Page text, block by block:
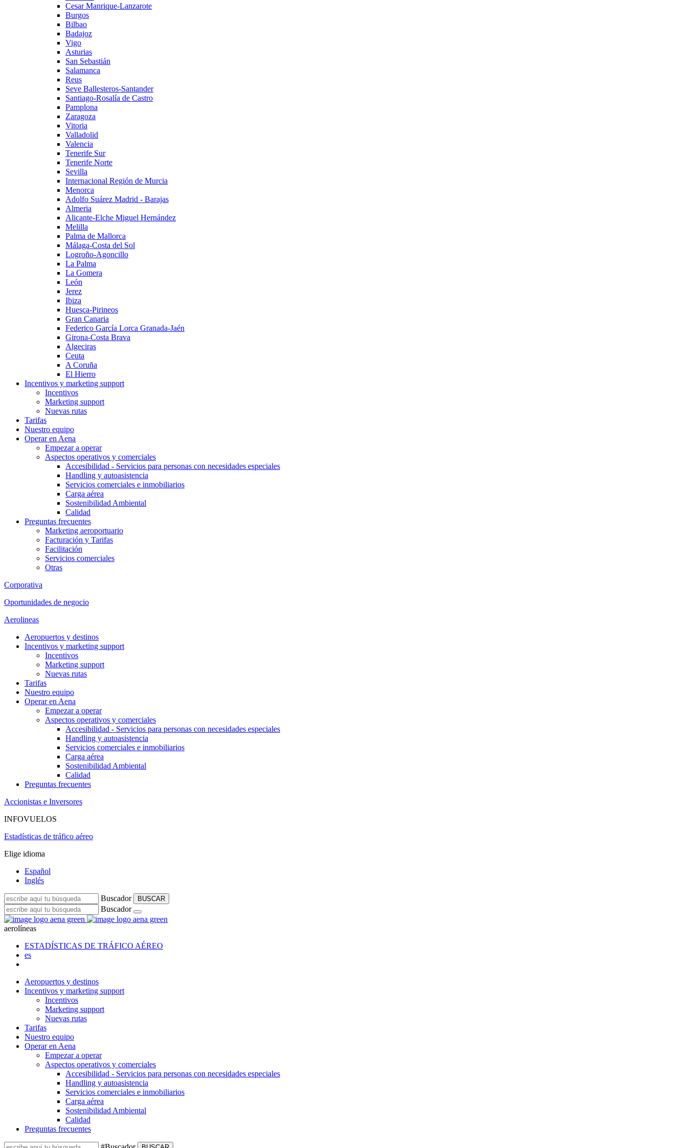
Cesar Manrique-Lanzarote
Burgos
Bilbao
Badajoz
Vigo
Asturias
San Sebastián
Salamanca
Reus
Seve Ballesteros-Santander
Santiago-Rosalía de Castro
Pamplona
Zaragoza
Vitoria
Valladolid
Valencia
Tenerife Sur
Tenerife Norte
Sevilla
Internacional Región de Murcia
Menorca
Adolfo Suárez Madrid - Barajas
Almeria
Alicante-Elche Miguel Hernández
Melilla
Palma de Mallorca
Málaga-Costa del Sol
Logroño-Agoncillo
La Palma
La Gomera
León
Jerez
Ibiza
Huesca-Pirineos
Gran Canaria
Federico García Lorca Granada-Jaén
Girona-Costa Brava
Algeciras
Ceuta
A Coruña
El Hierro
Incentivos y marketing support
Incentivos
Marketing support
Nuevas rutas
Tarifas
Nuestro equipo
Operar en Aena
Empezar a operar
Aspectos operativos y comerciales
Accesibilidad - Servicios para personas con necesidades especiales
Handling y autoasistencia
Servicios comerciales e inmobiliarios
Carga aérea
Sostenibilidad Ambiental
Calidad
Preguntas frecuentes
Marketing aeroportuario
Facturación y Tarifas
Facilitación
Servicios comerciales
Otras
Corporativa
Oportunidades de negocio
Aerolineas
Aeropuertos y destinos
Incentivos y marketing support
Incentivos
Marketing support
Nuevas rutas
Tarifas
Nuestro equipo
Operar en Aena
Empezar a operar
Aspectos operativos y comerciales
Accesibilidad - Servicios para personas con necesidades especiales
Handling y autoasistencia
Servicios comerciales e inmobiliarios
Carga aérea
Sostenibilidad Ambiental
Calidad
Preguntas frecuentes
Accionistas e Inversores
INFOVUELOS
Estadísticas de tráfico aéreo
Elige idioma
Español
Inglés
Buscador BUSCAR
Buscador
aerolíneas
ESTADÍSTICAS DE TRÁFICO AÉREO
es
Aeropuertos y destinos
Incentivos y marketing support
Incentivos
Marketing support
Nuevas rutas
Tarifas
Nuestro equipo
Operar en Aena
Empezar a operar
Aspectos operativos y comerciales
Accesibilidad - Servicios para personas con necesidades especiales
Handling y autoasistencia
Servicios comerciales e inmobiliarios
Carga aérea
Sostenibilidad Ambiental
Calidad
Preguntas frecuentes